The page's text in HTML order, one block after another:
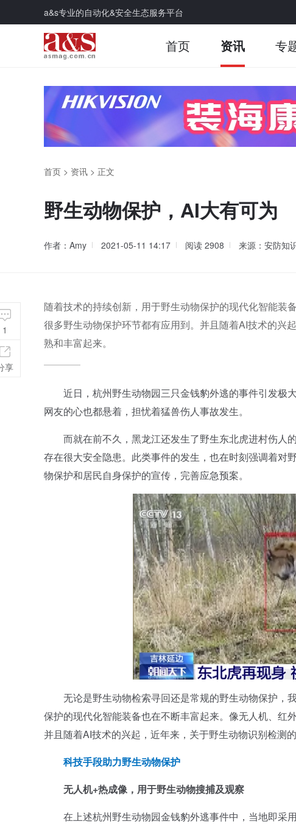
a&s专业的自动化&安全生态服务平台
首页 资讯 专
首页 > 资讯 > 正文
野生动物保护，AI大有可为
作者：Amy 2021-05-11 14:17 阅读 2908 来源：安防知
随着技术的持续创新，用于野生动物保护的现代化智能装
很多野生动物保护环节都有应用到。并且随着AI技术的兴
熟和丰富起来。
近日，杭州野生动物园三只金钱豹外逃的事件引发极
网友的心也都悬着，担忧着猛兽伤人事故发生。
而就在前不久，黑龙江还发生了野生东北虎进村伤人
存在很大安全隐患。此类事件的发生，也在时刻强调着对
物保护和居民自身保护的宣传，完善应急预案。
无论是野生动物检索寻回还是常规的野生动物保护，
保护的现代化智能装备也在不断丰富起来。像无人机、红
并且随着AI技术的兴起，近年来，关于野生动物识别检测
科技手段助力野生动物保护
无人机+热成像，用于野生动物搜捕及观察
在上述杭州野生动物园金钱豹外逃事件中，当地即采
1
享